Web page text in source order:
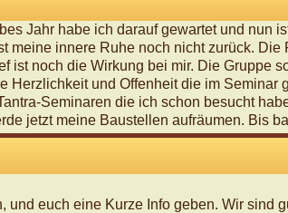
Jahr habe ich darauf gewartet und nun
meine innere Ruhe noch nicht zurück.
ist noch die Wirkung bei mir. Die Gruppe
Herzlichkeit und Offenheit die im
Seminaren die ich schon besucht
jetzt meine Baustellen aufräumen. Bis
und euch eine Kurze Info geben. Wir sind